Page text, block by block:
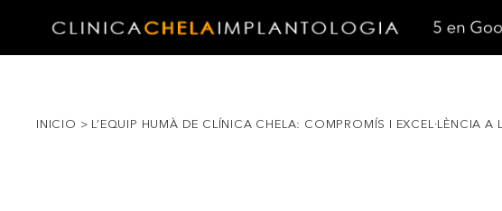
INICIO > L’EQUIP HUMÀ DE CLÍNICA CHELA: COMPROMÍS I EXCEL·LÈNCIA A